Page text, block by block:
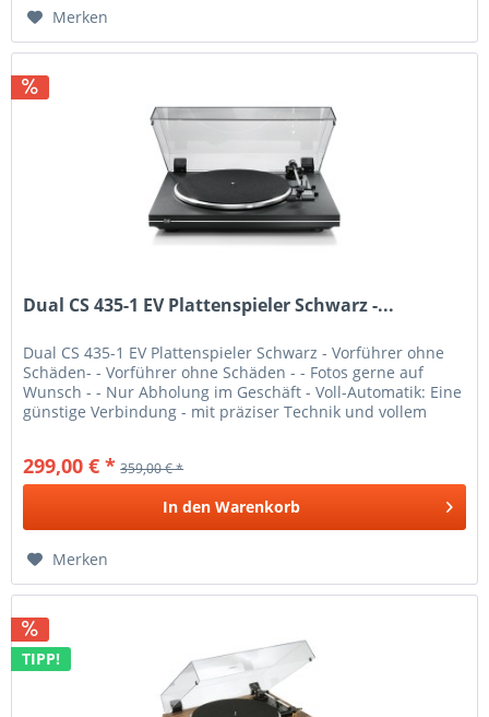
Merken
Dual CS 435-1 EV Plattenspieler Schwarz -...
Dual CS 435-1 EV Plattenspieler Schwarz - Vorführer ohne
Schäden- - Vorführer ohne Schäden - - Fotos gerne auf
Wunsch - - Nur Abholung im Geschäft - Voll-Automatik: Eine
günstige Verbindung - mit präziser Technik und vollem
299,00 € * 359,00 € *
In den Warenkorb
Merken
TIPP!